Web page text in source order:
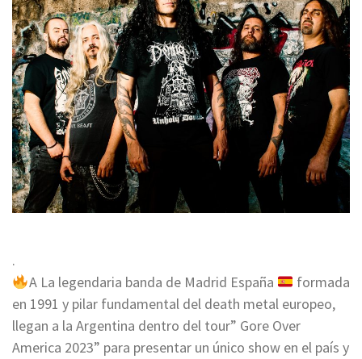
.
A La legendaria banda de Madrid España
formada
en 1991 y pilar fundamental del death metal europeo,
llegan a la Argentina dentro del tour” Gore Over
America 2023” para presentar un único show en el país y